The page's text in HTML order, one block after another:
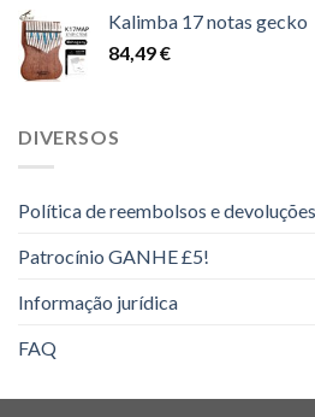
14,00 €
Kalimba 17 notas gecko
84,49€
DIVERSOS
Política de reembolsos e devoluções
Patrocínio GANHE £5!
Informação jurídica
FAQ